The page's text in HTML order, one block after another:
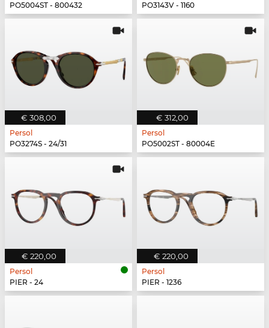
PO5004ST - 800432
PO3143V - 1160
€ 308,00
Persol
PO3274S - 24/31
€ 312,00
Persol
PO5002ST - 80004E
€ 220,00
Persol
PIER - 24
€ 220,00
Persol
PIER - 1236